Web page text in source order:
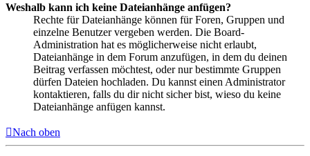
Weshalb kann ich keine Dateianhänge anfügen?
Rechte für Dateianhänge können für Foren, Gruppen und
einzelne Benutzer vergeben werden. Die Board-
Administration hat es möglicherweise nicht erlaubt,
Dateianhänge in dem Forum anzufügen, in dem du deinen
Beitrag verfassen möchtest, oder nur bestimmte Gruppen
dürfen Dateien hochladen. Du kannst einen Administrator
kontaktieren, falls du dir nicht sicher bist, wieso du keine
Dateianhänge anfügen kannst.
Nach oben